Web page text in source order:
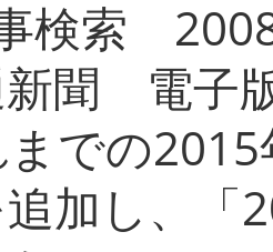
検索
聞 電子
での
追加し、「